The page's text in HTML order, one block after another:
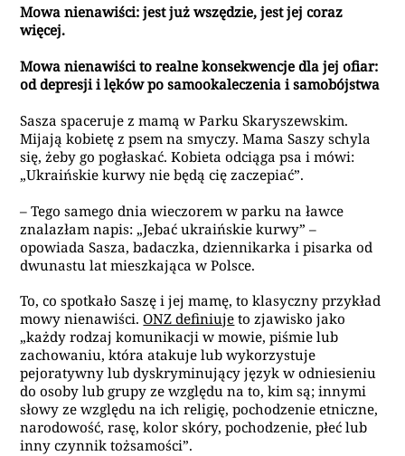
Mowa nienawiści: jest już wszędzie, jest jej coraz
więcej.
Mowa nienawiści to realne konsekwencje dla jej ofiar:
od depresji i lęków po samookaleczenia i samobójstwa
Sasza spaceruje z mamą w Parku Skaryszewskim.
Mijają kobietę z psem na smyczy. Mama Saszy schyla
się, żeby go pogłaskać. Kobieta odciąga psa i mówi:
„Ukraińskie kurwy nie będą cię zaczepiać”.
– Tego samego dnia wieczorem w parku na ławce
znalazłam napis: „Jebać ukraińskie kurwy” –
opowiada Sasza, badaczka, dziennikarka i pisarka od
dwunastu lat mieszkająca w Polsce.
To, co spotkało Saszę i jej mamę, to klasyczny przykład
mowy nienawiści.ONZ definiuje to zjawisko jako
„każdy rodzaj komunikacji w mowie, piśmie lub
zachowaniu, która atakuje lub wykorzystuje
pejoratywny lub dyskryminujący język w odniesieniu
do osoby lub grupy ze względu na to, kim są; innymi
słowy ze względu na ich religię, pochodzenie etniczne,
narodowość, rasę, kolor skóry, pochodzenie, płeć lub
inny czynnik tożsamości”.